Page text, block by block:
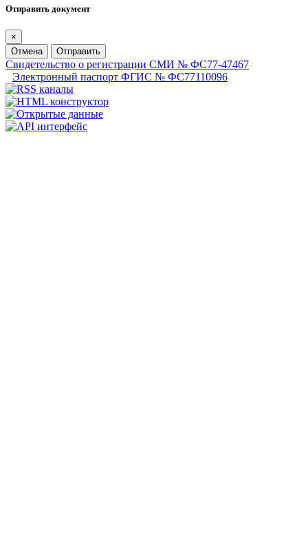
Отправить документ
×
Отмена
Отправить
Свидетельство о регистрации СМИ № ФС77-47467
Электронный паспорт ФГИС № ФС77110096